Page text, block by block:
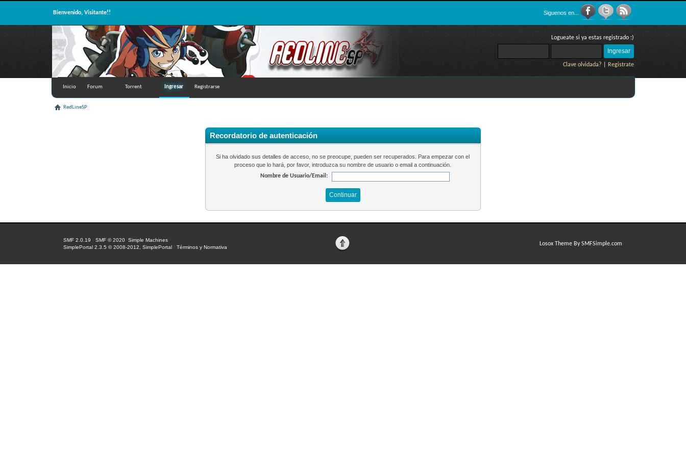
Bienvenido, Visitante!! Siguenos en...
Logueate si ya estas registrado :)
Clave olvidada? Registrate
Inicio Forum Torrent Ingresar Registrarse
RedLineSP
Recordatorio de autenticación
Si ha olvidado sus detalles de acceso, no se preocupe, pueden ser recuperados. Para empezar con el
proceso que lo hará, por favor, introduzca su nombre de usuario o email a continuación.
Nombre de Usuario/Email:
SMF 2.0.19 |SMF © 2020 ,Simple Machines
SimplePortal 2.3.5 © 2008-2012, SimplePortal
|Términos y Normativa
Losox Theme By SMFSimple.com